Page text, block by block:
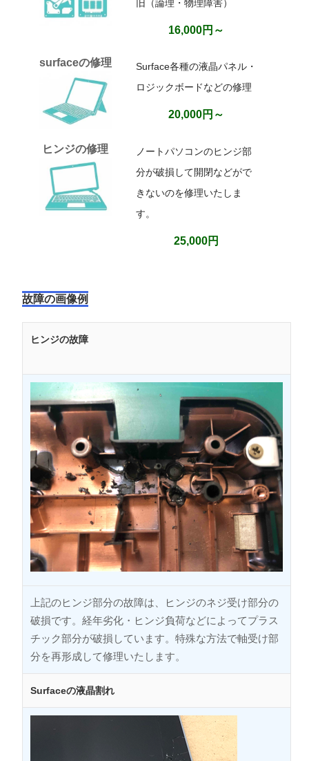
旧（論理・物理障害）
16,000円～
surfaceの修理
Surface各種の液晶パネル・
ロジックボードなどの修理
20,000円～
ヒンジの修理
ノートパソコンのヒンジ部
分が破損して開閉などがで
きないのを修理いたしま
す。
25,000円
故障の画像例
ヒンジの故障
上記のヒンジ部分の故障は、ヒンジのネジ受け部分の
破損です。経年劣化・ヒンジ負荷などによってプラス
チック部分が破損しています。特殊な方法で軸受け部
分を再形成して修理いたします。
Surfaceの液晶割れ